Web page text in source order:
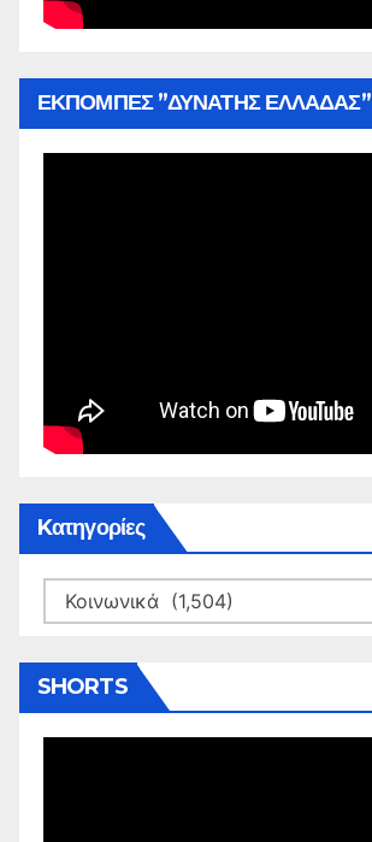
ΕΚΠΟΜΠΕΣ ”ΔΥΝΑΤΗΣ ΕΛΛΑΔΑΣ”
Kατηγορίες
Kατηγορίες
SHORTS